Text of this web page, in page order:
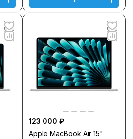
123 000 ₽
Apple MacBook Air 15"